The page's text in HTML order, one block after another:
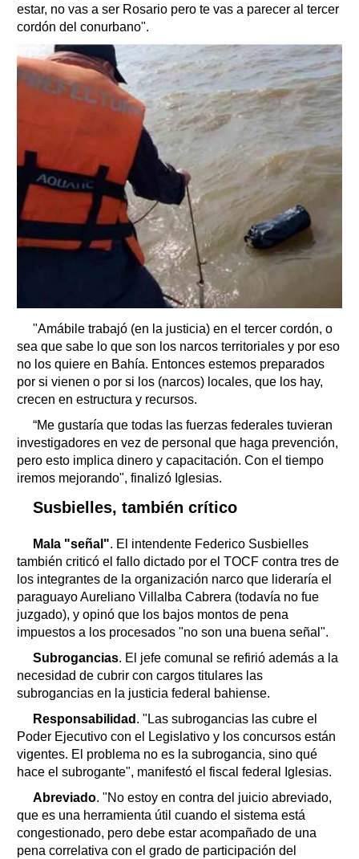
estar, no vas a ser Rosario pero te vas a parecer al tercer
cordón del conurbano".
"Amábile trabajó (en la justicia) en el tercer cordón, o
sea que sabe lo que son los narcos territoriales y por eso
no los quiere en Bahía. Entonces estemos preparados
por si vienen o por si los (narcos) locales, que los hay,
crecen en estructura y recursos.
“Me gustaría que todas las fuerzas federales tuvieran
investigadores en vez de personal que haga prevención,
pero esto implica dinero y capacitación. Con el tiempo
iremos mejorando", finalizó Iglesias.
Susbielles, también crítico
Mala "señal". El intendente Federico Susbielles
también criticó el fallo dictado por el TOCF contra tres de
los integrantes de la organización narco que lideraría el
paraguayo Aureliano Villalba Cabrera (todavía no fue
juzgado), y opinó que los bajos montos de pena
impuestos a los procesados "no son una buena señal".
Subrogancias. El jefe comunal se refirió además a la
necesidad de cubrir con cargos titulares las
subrogancias en la justicia federal bahiense.
Responsabilidad . "Las subrogancias las cubre el
Poder Ejecutivo con el Legislativo y los concursos están
vigentes. El problema no es la subrogancia, sino qué
hace el subrogante", manifestó el fiscal federal Iglesias.
Abreviado. "No estoy en contra del juicio abreviado,
que es una herramienta útil cuando el sistema está
congestionado, pero debe estar acompañado de una
pena correlativa con el grado de participación del